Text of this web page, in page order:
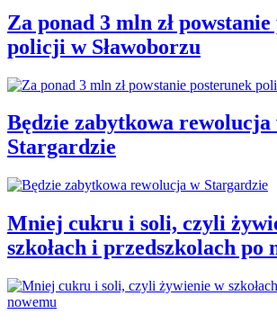
Za ponad 3 mln zł
policji w Sławoborzu
Będzie zabytkowa rewolucja
Stargardzie
Mniej cukru i soli, czyli
szkołach i przedszkolach po